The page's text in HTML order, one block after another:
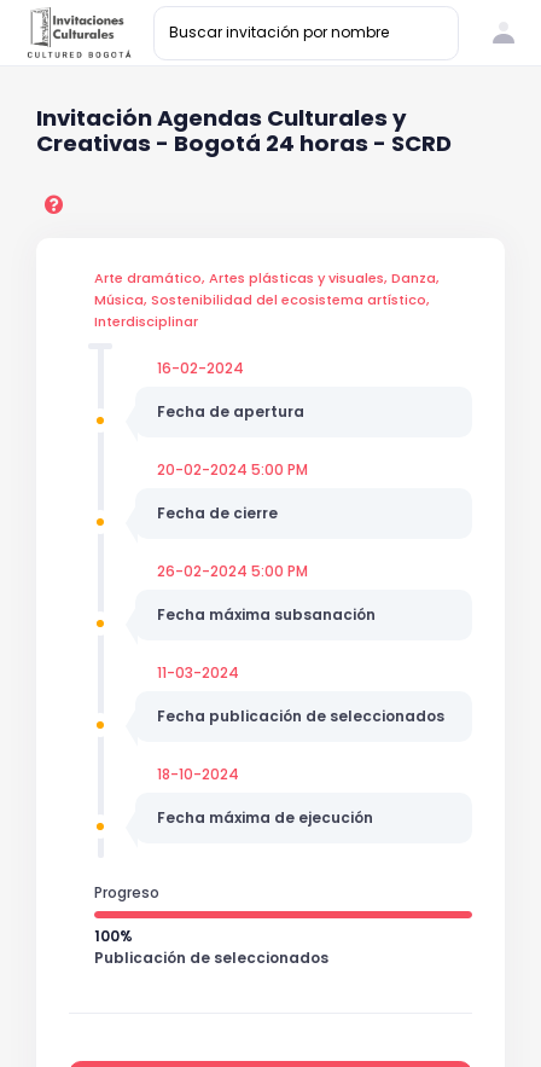
Invitación Agendas Culturales y
Creativas - Bogotá 24 horas - SCRD
Arte dramático, Artes plásticas y visuales, Danza,
Música, Sostenibilidad del ecosistema artístico,
Interdisciplinar
16-02-2024
Fecha de apertura
20-02-2024 5:00 PM
Fecha de cierre
26-02-2024 5:00 PM
Fecha máxima subsanación
11-03-2024
Fecha publicación de seleccionados
18-10-2024
Fecha máxima de ejecución
Progreso
100%
Publicación de seleccionados